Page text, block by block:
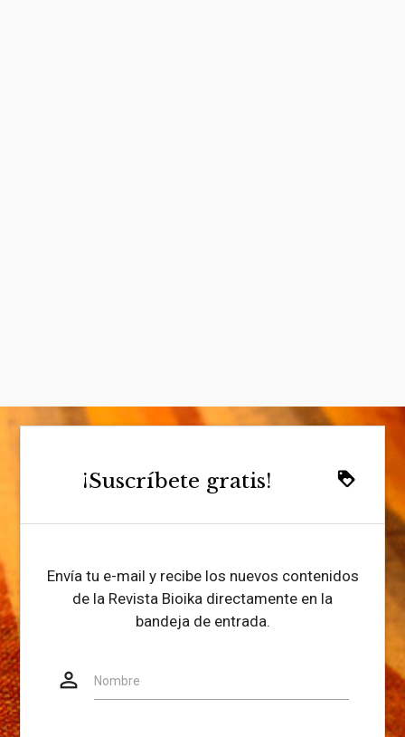
loyalty
¡Suscríbete gratis!
Envía tu e-mail y recibe los nuevos contenidos
de la Revista Bioika directamente en la
bandeja de entrada.
person_outline Nombre
Website